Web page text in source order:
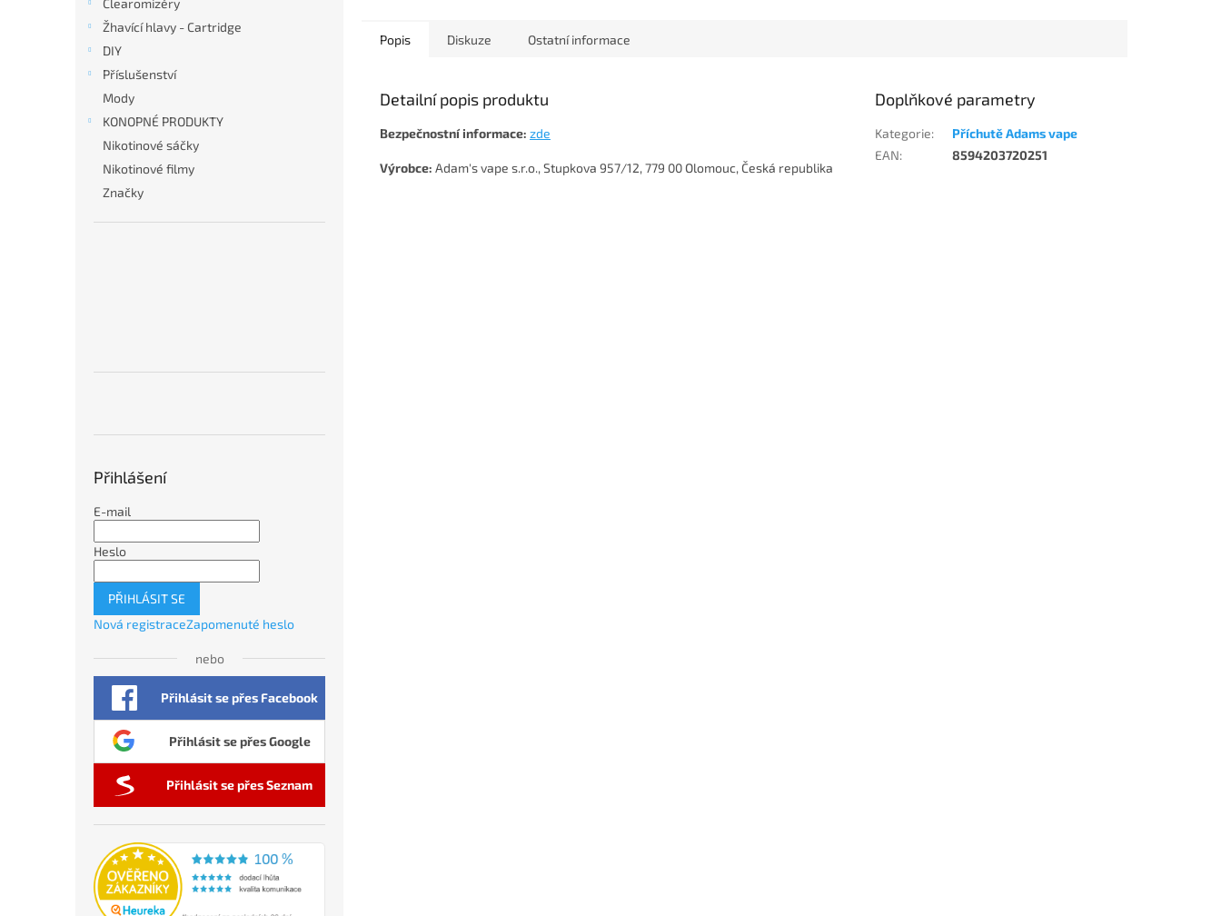
Clearomizéry
Žhavící hlavy - Cartridge
DIY
Příslušenství
Mody
KONOPNÉ PRODUKTY
Nikotinové sáčky
Nikotinové filmy
Značky
Přihlášení
E-mail
Heslo
PŘIHLÁSIT SE
Nová registraceZapomenuté heslo
nebo
Přihlásit se přes Facebook
Přihlásit se přes Google
Přihlásit se přes Seznam
Popis Diskuze Ostatní informace
Detailní popis produktu
Bezpečnostní informace: zde
Výrobce: Adam's vape s.r.o., Stupkova 957/12, 779 00 Olomouc, Česká republika
Doplňkové parametry
Kategorie:
Příchutě Adams vape
EAN: 8594203720251